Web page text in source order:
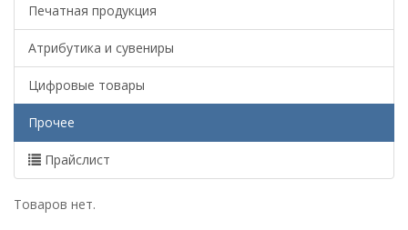
Печатная продукция
Атрибутика и сувениры
Цифровые товары
Прочее
Прайслист
Товаров нет.